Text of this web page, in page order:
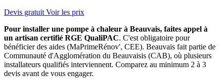
Devis gratuit Voir les prix
Pour installer une pompe à chaleur à Beauvais, faites appel à
un artisan certifié RGE QualiPAC. C'est obligatoire pour
bénéficier des aides (MaPrimeRénov', CEE). Beauvais fait partie de
Communauté d'Agglomération du Beauvaisis (CAB), où plusieurs
installateurs qualifiés interviennent. Comparez au minimum 2 à 3
devis avant de vous engager.